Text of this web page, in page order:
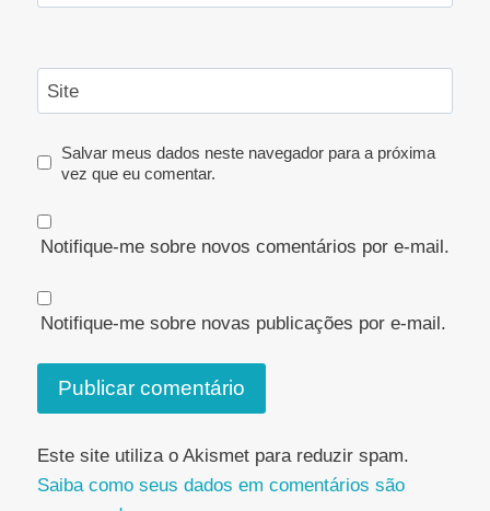
Site
Salvar meus dados neste navegador para a próxima
vez que eu comentar.
Notifique-me sobre novos comentários por e-mail.
Notifique-me sobre novas publicações por e-mail.
Este site utiliza o Akismet para reduzir spam.
Saiba como seus dados em comentários são